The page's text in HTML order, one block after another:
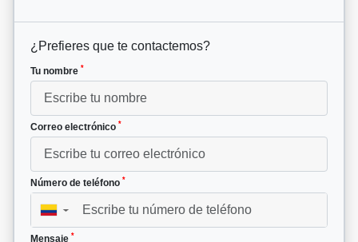
¿Prefieres que te contactemos?
Tu nombre *
Correo electrónico *
Número de teléfono *
▼
Mensaje *